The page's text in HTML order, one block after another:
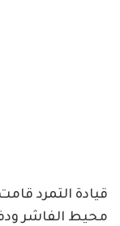
قيادة التمرد
محيط الفاشر